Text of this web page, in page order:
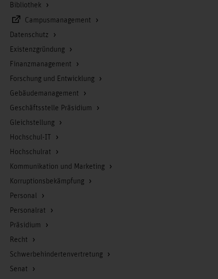
Bibliothek
Campusmanagement
Datenschutz
Existenzgründung
Finanzmanagement
Forschung und Entwicklung
Gebäudemanagement
Geschäftsstelle Präsidium
Gleichstellung
Hochschul-IT
Hochschulrat
Kommunikation und Marketing
Korruptionsbekämpfung
Personal
Personalrat
Präsidium
Recht
Schwerbehindertenvertretung
Senat